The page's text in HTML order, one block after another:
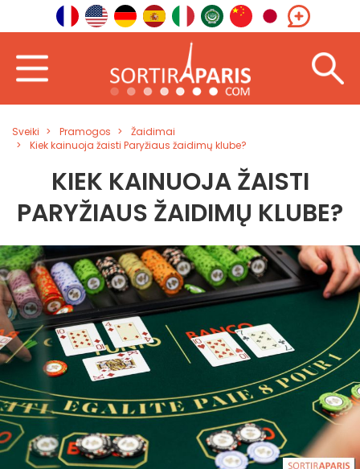
Sveiki Pramogos
Žaidimai
Kiek kainuoja žaisti Paryžiaus žaidimų klube?
KIEK KAINUOJA ŽAISTI
PARYŽIAUS ŽAIDIMŲ KLUBE?